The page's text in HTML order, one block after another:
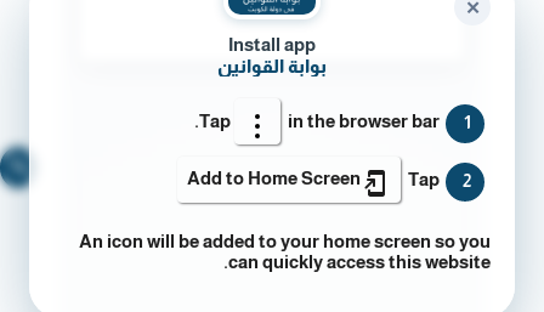
Install app
بوابة القوانين
1
Tap in the browser bar.
2
Tap
Add to Home Screen
An icon will be added to your home screen so you
can quickly access this website.
✕